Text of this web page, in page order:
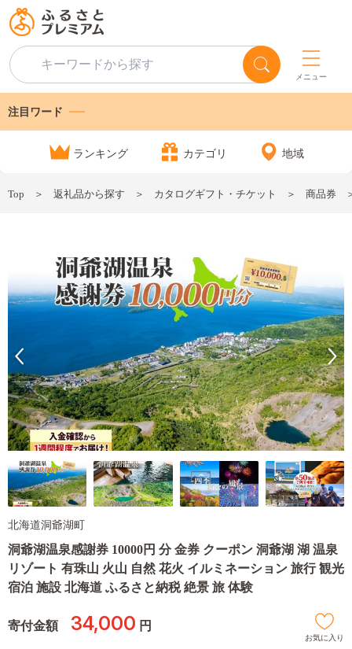
メニュー
注目ワード
ランキング カテゴリ 地域
Top 返礼品から探す カタログギフト・チケット 商品券
北海道洞爺湖町
洞爺湖温泉感謝券 10000円 分 金券 クーポン 洞爺湖 湖 温泉
リゾート 有珠山 火山 自然 花火 イルミネーション 旅行 観光
宿泊 施設 北海道 ふるさと納税 絶景 旅 体験
寄付金額 34,000 円
お気に入り